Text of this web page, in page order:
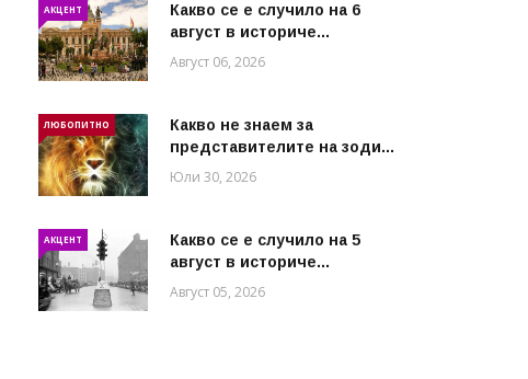
АКЦЕНТ
Какво се е случило на 6
август в историче...
Август 06, 2026
ЛЮБОПИТНО
Какво не знаем за
представителите на зоди...
Юли 30, 2026
АКЦЕНТ
Какво се е случило на 5
август в историче...
Август 05, 2026